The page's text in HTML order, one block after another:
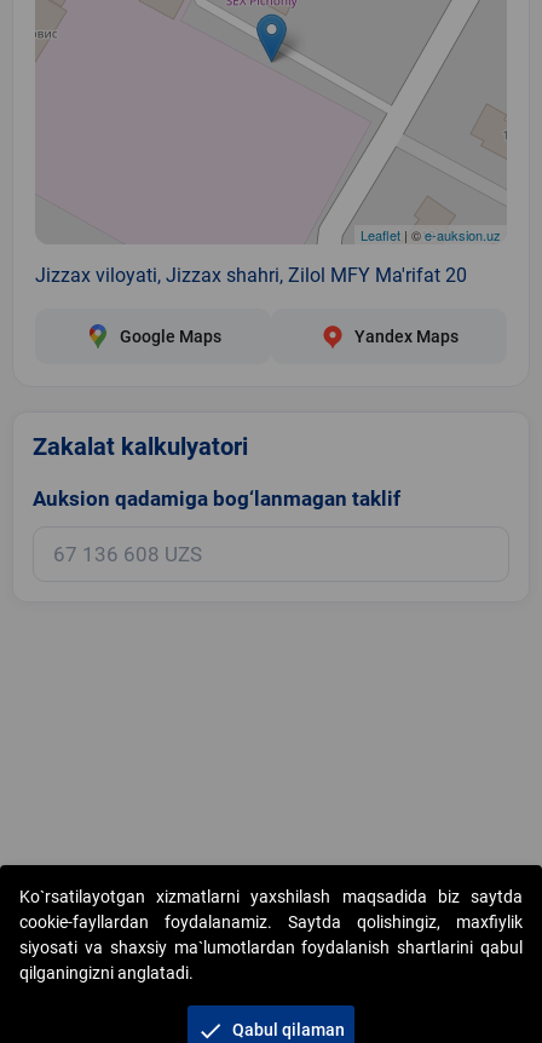
Leaflet | ©e-auksion.uz
Jizzax viloyati, Jizzax shahri, Zilol MFY Ma'rifat 20
Google Maps Yandex Maps
Zakalat kalkulyatori
Auksion qadamiga bog‘lanmagan taklif
Copyright © 2017-2026. "Elektron onlayn-auksionlarni tashkil etish"
AJ. Barcha huquqlar himoyalangan
Ko`rsatilayotgan xizmatlarni yaxshilash maqsadida biz saytda
cookie-fayllardan foydalanamiz. Saytda qolishingiz, maxfiylik
siyosati va shaxsiy ma`lumotlardan foydalanish shartlarini qabul
qilganingizni anglatadi.
check Qabul qilaman